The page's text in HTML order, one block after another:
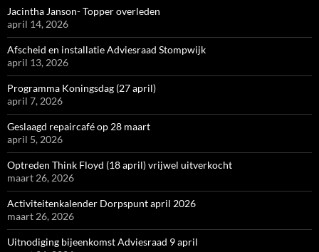
Jacintha Janson- Topper overleden
april 14, 2026
Afscheid en installatie Adviesraad Stompwijk
april 13, 2026
Programma Koningsdag (27 april)
april 7, 2026
Geslaagd repaircafé op 28 maart
april 5, 2026
Optreden Think Floyd (18 april) vrijwel uitverkocht
maart 26, 2026
Activiteitenkalender Dorpspunt april 2026
maart 26, 2026
Uitnodiging bijeenkomst Adviesraad 9 april